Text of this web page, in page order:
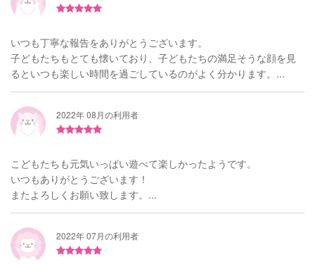
いつも丁寧な報告をありがとうございます。
子どもたちもとても懐いており、子どもたちの満足そうな顔を見
るといつも楽しい時間を過ごしているのがよく分かります。...
2022年 08月の利用者
こどもたちも元気いっぱい遊べて楽しかったようです。
いつもありがとうございます！
またよろしくお願い致します。...
2022年 07月の利用者